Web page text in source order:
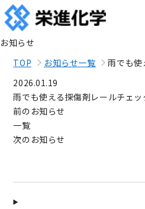
お知らせ
TOP
お知らせ一覧
雨でも使
2026.01.19
雨でも使える探傷剤レールチェッ
前のお知らせ
一覧
次のお知らせ